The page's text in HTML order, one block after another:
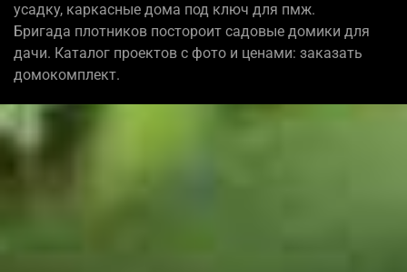
усадку, каркасные дома под ключ для пмж.
Бригада плотников постороит садовые домики для
дачи. Каталог проектов с фото и ценами: заказать
домокомплект.